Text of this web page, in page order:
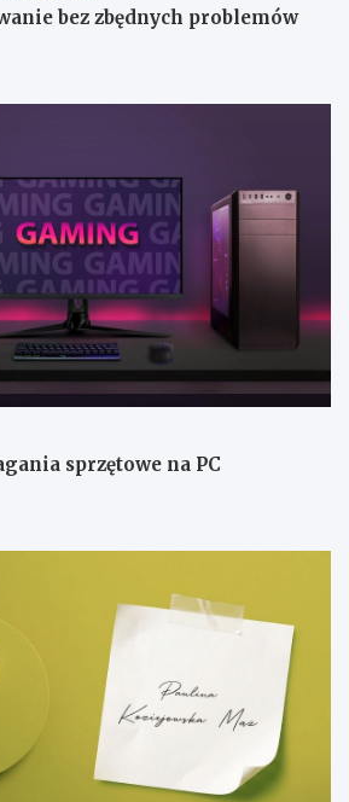
bez zbędnych problemów
sprzętowe na PC